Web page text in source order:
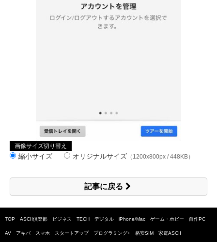
画像サイズ切り替え
縮小サイズ オリジナルサイズ （1200x800px / 448KB）
記事に戻る
TOP ASCII倶楽部 ビジネス TECH デジタル iPhone/Mac ゲーム・ホビー 自作PC
AV アキバ スマホ スタートアップ プログラミング+ 格安SIM 家電ASCII